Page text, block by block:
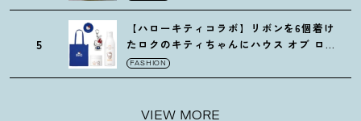
5
【ハローキティコラボ】リボンを6個着け
たロクのキティちゃんにハウス オブ ロー
ゼの限定パケも
FASHION
VIEW MORE